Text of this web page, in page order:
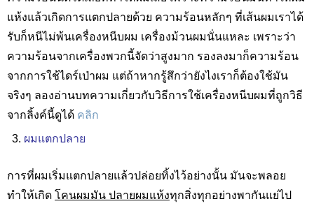
แห้งแล้วเกิดการแตกปลายด้วย ความร้อนหลักๆ ที่เส้นผมเราได้
รับก็หนีไม่พ้นเครื่องหนีบผม เครื่องม้วนผมนั่นแหละ เพราะว่า
ความร้อนจากเครื่องพวกนี้จัดว่าสูงมาก รองลงมาก็ความร้อน
จากการใช้ไดร์เป่าผม แต่ถ้าหากรู้สึกว่ายังไงเราก็ต้องใช้มัน
จริงๆ ลองอ่านบทความเกี่ยวกับวิธีการใช้เครื่องหนีบผมที่ถูกวิธี
จากลิ้งค์นี้ดูได้ คลิก
ผมแตกปลาย
การที่ผมเริ่มแตกปลายแล้วปล่อยทิ้งไว้อย่างนั้น มันจะพลอย
ทำให้เกิด โคนผมมัน ปลายผมแห้งทุกสิ่งทุกอย่างพากันแย่ไป